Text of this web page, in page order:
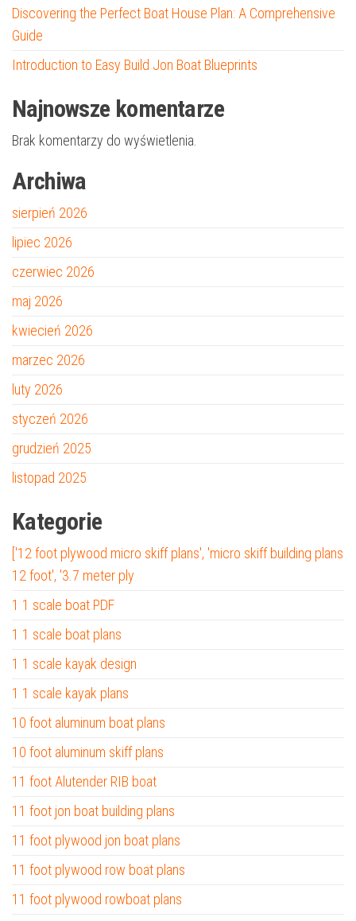
Discovering the Perfect Boat House Plan: A Comprehensive
Guide
Introduction to Easy Build Jon Boat Blueprints
Najnowsze komentarze
Brak komentarzy do wyświetlenia.
Archiwa
sierpień 2026
lipiec 2026
czerwiec 2026
maj 2026
kwiecień 2026
marzec 2026
luty 2026
styczeń 2026
grudzień 2025
listopad 2025
Kategorie
['12 foot plywood micro skiff plans', 'micro skiff building plans
12 foot', '3.7 meter ply
1 1 scale boat PDF
1 1 scale boat plans
1 1 scale kayak design
1 1 scale kayak plans
10 foot aluminum boat plans
10 foot aluminum skiff plans
11 foot Alutender RIB boat
11 foot jon boat building plans
11 foot plywood jon boat plans
11 foot plywood row boat plans
11 foot plywood rowboat plans